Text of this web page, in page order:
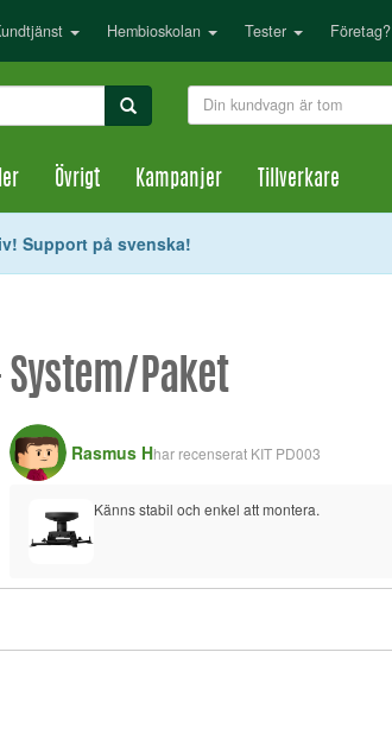
Hembioskolan Tester Företag?
Din kundvagn är tom
Övrigt Kampanjer Tillverkare
Support på svenska!
System/Paket
Rasmus Hhar recenserat KIT PD003
Känns stabil och enkel att montera.